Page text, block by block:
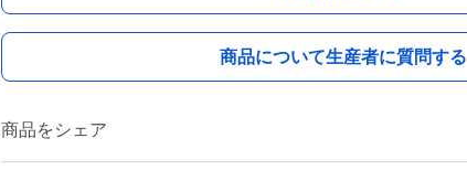
商品について生産者に質問する
商品をシェア